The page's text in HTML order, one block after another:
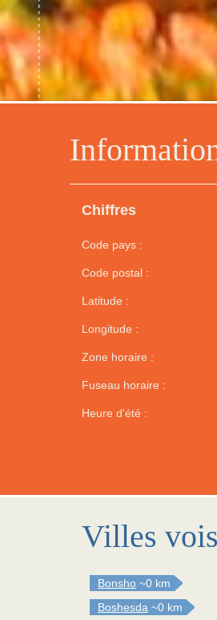
Chiffres
Code pays :
Code postal :
Latitude :
Longitude :
Zone horaire :
Fuseau horaire :
Heure d'été :
Villes
Bonsho ~0 km
Boshesda ~0 km